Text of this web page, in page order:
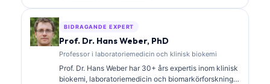
BIDRAGANDE EXPERT
Prof. Dr. Hans Weber, PhD
Professor i laboratoriemedicin och klinisk biokemi
Prof. Dr. Hans Weber har 30+ års expertis inom klinisk
biokemi, laboratoriemedicin och biomarkörforskning.